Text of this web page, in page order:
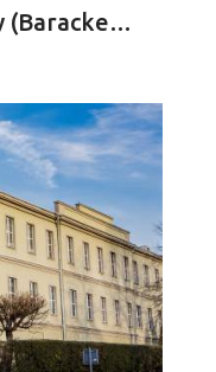
Koszary Piechoty (Baracken Kaserne)